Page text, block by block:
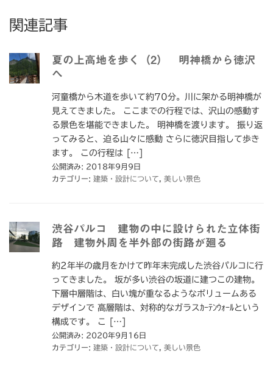
関連記事
夏の上高地を歩く（2） 明神橋から徳沢
へ
河童橋から木道を歩いて約70分。川に架かる明神橋が
見えてきました。 ここまでの行程では、沢山の感動す
る景色を堪能できました。 明神橋を渡ります。 振り返
ってみると、迫る山々に感動 さらに徳沢目指して歩き
ます。 この行程は […]
公開済み: 2018年9月9日
カテゴリー: 建築・設計について, 美しい景色
渋谷パルコ 建物の中に設けられた立体街
路 建物外周を半外部の街路が廻る
約2年半の歳月をかけて昨年末完成した渋谷パルコに行
ってきました。 坂が多い渋谷の坂道に建つこの建物。
下層中層階は、白い塊が重なるようなボリュームある
デザインで 高層階は、対称的なガラスｶｰﾃﾝｳｫｰﾙという
構成です。 こ […]
公開済み: 2020年9月16日
カテゴリー: 建築・設計について, 美しい景色